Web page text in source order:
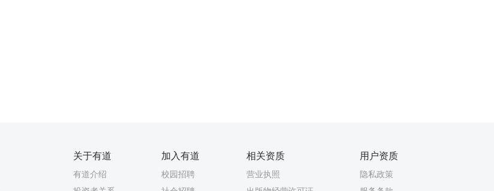
关于有道
有道介绍
加入有道
校园招聘
相关资质
营业执照
用户资质
隐私政策